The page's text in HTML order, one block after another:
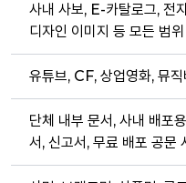
사내 사보, E-카탈로그, 전
디자인 이미지 등 모든 범위
유튜브, CF, 상업영화, 뮤
단체 내부 문서, 사내 배포
서, 신고서, 무료 배포 공문